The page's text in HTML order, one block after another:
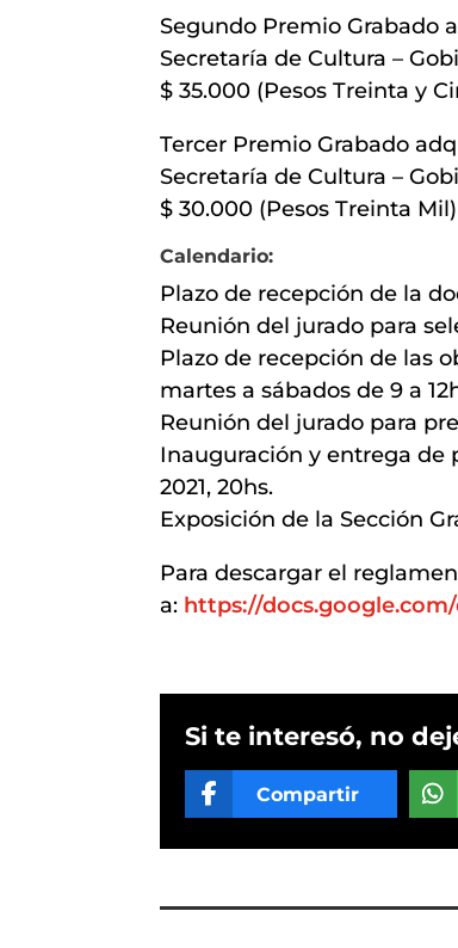
Segundo Premio Grabado
Secretaría de Cultura –
$ 35.000 (Pesos Treinta y
Tercer Premio Grabado
Secretaría de Cultura –
$ 30.000 (Pesos Treinta Mil)
Calendario:
Plazo de recepción de la
Reunión del jurado para
Plazo de recepción de las
martes a sábados de 9 a
Reunión del jurado para
Inauguración y entrega de
2021, 20hs.
Exposición de la Sección
Para descargar el
a: https://
Si te interesó, no
Compartir